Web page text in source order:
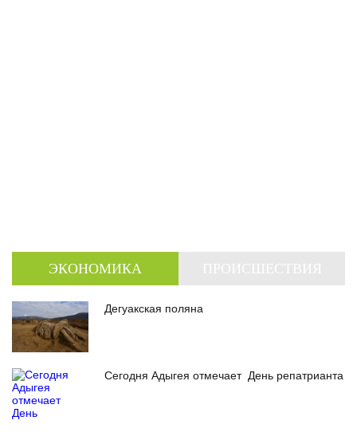
ЭКОНОМИКА
Дегуакская поляна
Сегодня Адыгея отмечает День репатрианта